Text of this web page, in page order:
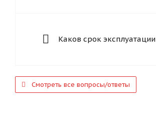
Каков срок
Смотреть все вопросы/ответы